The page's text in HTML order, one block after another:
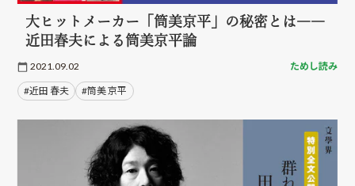
大ヒットメーカー「筒美京平」の秘密とは――
近田春夫による筒美京平論
2021.09.02 ためし読み
#近田 春夫 #筒美 京平